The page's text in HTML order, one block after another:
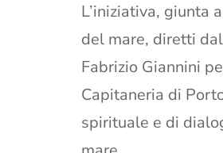
L’iniziativa, giunta
del mare, diretti
Fabrizio Giannini
Capitaneria di
spirituale e di